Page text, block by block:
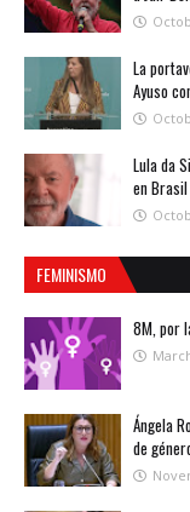
La
Ayuso
Lula da
en Brasil
FEMINISMO
8M, por
Ángela
de